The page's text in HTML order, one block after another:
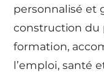
personnalisé et
construction du
formation,
l’emploi, santé